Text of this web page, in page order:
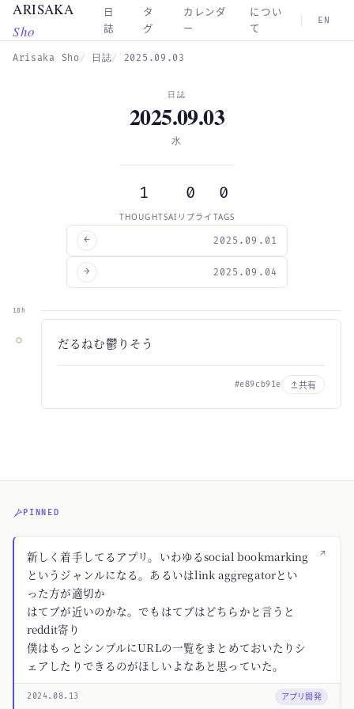
Skip to main content
ARISAKA
Sho
日
誌
タ
グ
カレンダ
ー
につい
て
EN
Arisaka Sho 日誌 2025.09.03
← 2025.09.01
日誌
2025.09.03
水
1
THOUGHTS
0
AIリプライ
0
TAGS
2025.09.04
→
18h
だるねむ鬱りそう
#e89cb91e 共有
PINNED
↗
新しく着手してるアプリ。いわゆるsocial bookmarking
というジャンルになる。あるいはlink aggregatorとい
った方が適切か
はてブが近いのかな。でもはてブはどちらかと言うと
reddit寄り
僕はもっとシンプルにURLの一覧をまとめておいたりシ
ェアしたりできるのがほしいよなあと思っていた。
2024.08.13 アプリ開発